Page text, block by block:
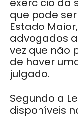
exercício da
que pode
Estado
advogados
vez que não
de haver
julgado.
Segundo a
disponíveis